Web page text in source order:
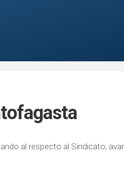
al respecto al Sindicato,